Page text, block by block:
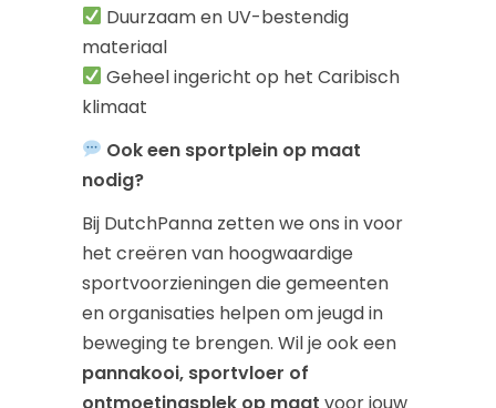
Duurzaam en UV-bestendig
materiaal
Geheel ingericht op het Caribisch
klimaat
Ook een sportplein op maat
nodig?
Bij DutchPanna zetten we ons in voor
het creëren van hoogwaardige
sportvoorzieningen die gemeenten
en organisaties helpen om jeugd in
beweging te brengen. Wil je ook een
pannakooi, sportvloer of
ontmoetingsplek op maat voor jouw